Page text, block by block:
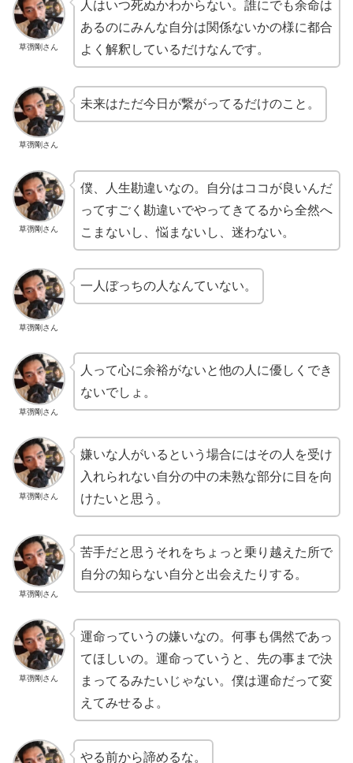
草彅剛さん
人はいつ死ぬかわからない。誰にでも余命は
あるのにみんな自分は関係ないかの様に都合
よく解釈しているだけなんです。
草彅剛さん
未来はただ今日が繋がってるだけのこと。
草彅剛さん
僕、人生勘違いなの。自分はココが良いんだ
ってすごく勘違いでやってきてるから全然へ
こまないし、悩まないし、迷わない。
草彅剛さん
一人ぼっちの人なんていない。
草彅剛さん
人って心に余裕がないと他の人に優しくでき
ないでしょ。
草彅剛さん
嫌いな人がいるという場合にはその人を受け
入れられない自分の中の未熟な部分に目を向
けたいと思う。
草彅剛さん
苦手だと思うそれをちょっと乗り越えた所で
自分の知らない自分と出会えたりする。
草彅剛さん
運命っていうの嫌いなの。何事も偶然であっ
てほしいの。運命っていうと、先の事まで決
まってるみたいじゃない。僕は運命だって変
えてみせるよ。
やる前から諦めるな。